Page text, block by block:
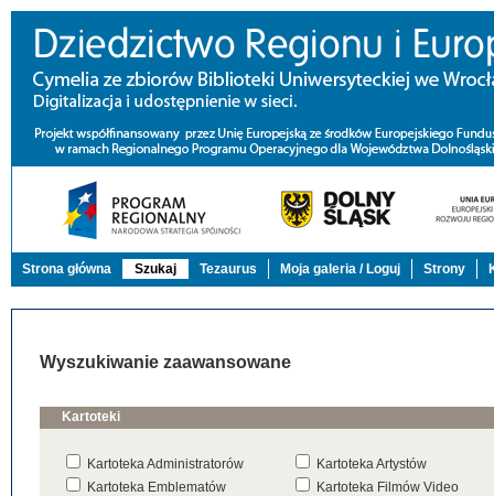
Strona główna Szukaj Tezaurus Moja galeria / Loguj Strony
Wyszukiwanie zaawansowane
Kartoteki
Kartoteka Administratorów
Kartoteka Artystów
Kartoteka Emblematów
Kartoteka Filmów Video